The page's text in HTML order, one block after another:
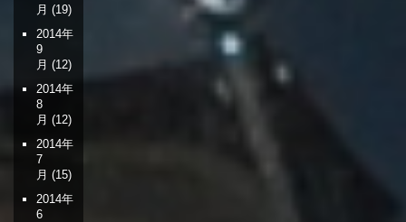
月 (19)
2014年
9
月 (12)
2014年
8
月 (12)
2014年
7
月 (15)
2014年
6